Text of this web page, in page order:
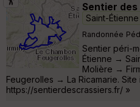
Sentier des
Saint-Étienne
Randonnée
Sentier péri-
Étienne →
Molière →
Feugerolles → La Ricamarie. Site
https://sentierdescrassiers.fr/ »